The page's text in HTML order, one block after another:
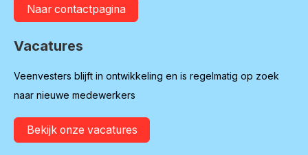
Naar contactpagina
Vacatures
Veenvesters blijft in ontwikkeling en is regelmatig op zoek
naar nieuwe medewerkers
Bekijk onze vacatures